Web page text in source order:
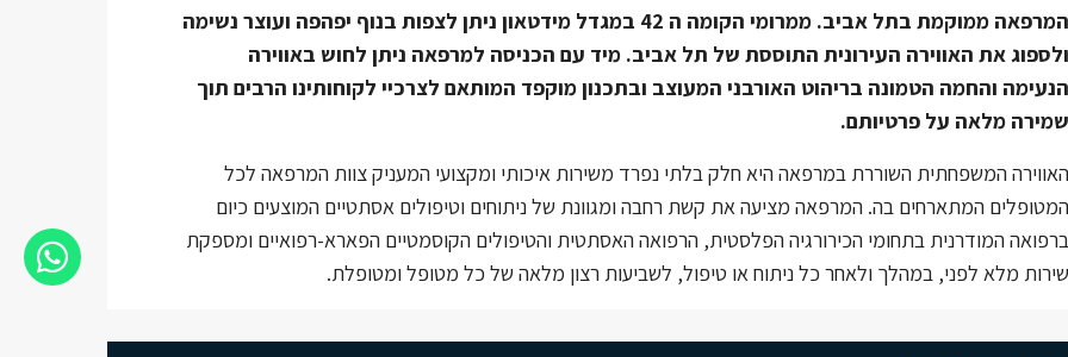
ממוקמת בתל אביב. ממרומי הקומה ה 42
במגדל מידטאון ניתן לצפות בנוף יפהפה ועוצר נשימה
את האווירה העירונית התוססת של תל אביב. מיד עם הכניסה למרפאה ניתן לחוש באווירה
והחמה הטמונה בריהוט האורבני המעוצב ובתכנון מוקפד המותאם לצרכיי לקוחותינו הרבים תוך
מלאה על פרטיותם.
המשפחתית השוררת במרפאה היא חלק בלתי נפרד משירות איכותי ומקצועי המעניק צוות המרפאה לכל
המתארחים בה. המרפאה מציעה את קשת רחבה ומגוונת של ניתוחים וטיפולים אסתטיים המוצעים כיום
המודרנית בתחומי הכירורגיה הפלסטית, הרפואה האסתטית והטיפולים הקוסמטיים הפארא-רפואיים ומספקת
מלא לפני, במהלך ולאחר כל ניתוח או טיפול, לשביעות רצון מלאה של כל מטופל ומטופלת.